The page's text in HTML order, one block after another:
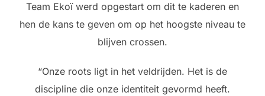
Team Ekoï werd opgestart om dit te kaderen en
hen de kans te geven om op het hoogste niveau te
blijven crossen.
“Onze roots ligt in het veldrijden. Het is de
discipline die onze identiteit gevormd heeft.